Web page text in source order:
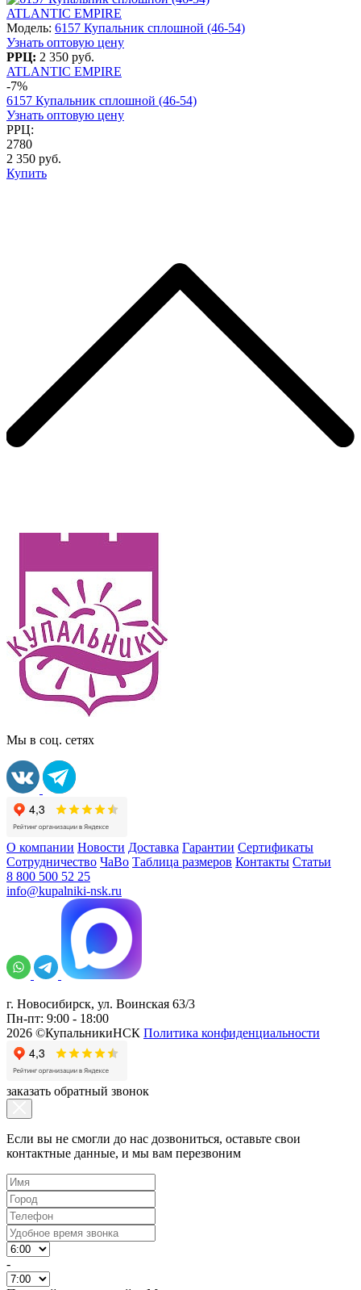
ATLANTIC EMPIRE
Модель: 6157 Купальник сплошной (46-54)
Узнать оптовую цену
РРЦ: 2 350 руб.
ATLANTIC EMPIRE
-7%
6157 Купальник сплошной (46-54)
Узнать оптовую цену
РРЦ:
2780
2 350 руб.
Купить
Мы в соц. сетях
О компании Новости Доставка Гарантии Сертификаты
Сотрудничество ЧаВо Таблица размеров Контакты Статьи
8 800 500 52 25
info@kupalniki-nsk.ru
г. Новосибирск, ул. Воинская 63/3
Пн-пт: 9:00 - 18:00
2026 ©КупальникиНСК Политика конфиденциальности
заказать обратный звонок
Если вы не смогли до нас дозвониться, оставьте свои
контактные данные, и мы вам перезвоним
-